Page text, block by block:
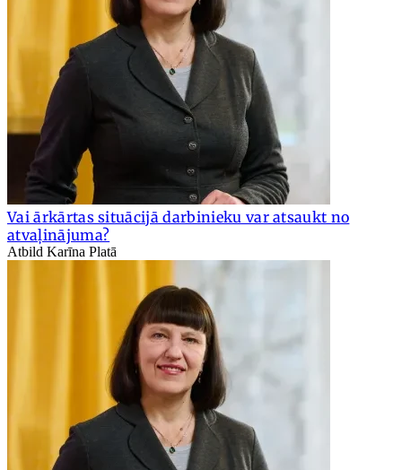
Vai ārkārtas situācijā darbinieku var atsaukt no
atvaļinājuma?
Atbild Karīna Platā